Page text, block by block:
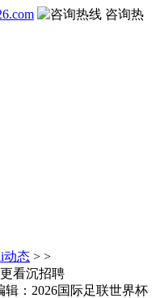
咨询热
动态 > >
看沉招聘
辑：2026国际足联世界杯